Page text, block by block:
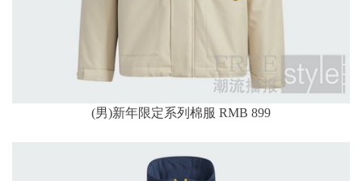
(男)新年限定系列棉服 RMB 899